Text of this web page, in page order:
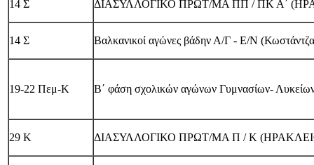
14 Σ ΔΙΑΣΥΛΛΟΓΙΚΟ ΠΡΩΤ/ΜΑ ΠΠ / ΠΚ Α΄
14 Σ Βαλκανικοί αγώνες βάδην Α/Γ - Ε/Ν
19-22 Πεμ-Κ Β΄ φάση σχολικών αγώνων Γυμνασίων-
29 Κ ΔΙΑΣΥΛΛΟΓΙΚΟ ΠΡΩΤ/ΜΑ Π / Κ